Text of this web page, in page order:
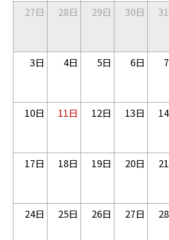
27日
28日 29日 30日
3日 4日 5日 6日
10日 11日 12日 13日
17日 18日 19日 20日
24日 25日 26日 27日